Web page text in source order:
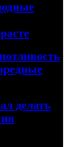
делать